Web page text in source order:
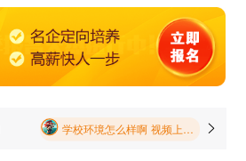
学校里面的漂亮女孩子多不多呀
报名要带哪些东西
毕业以后的就业率怎么样呀
学校环境怎么样啊 视频上看上去还挺不 错的 有实地去看过的么 
立即预约
22 技能证书+学历证书 立即预约
技能证书+学历证书 立即预约